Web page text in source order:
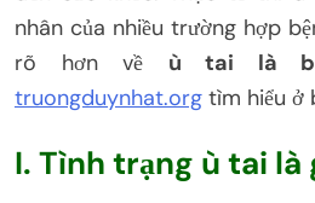
nhân của nhiều trường hợp
rõ hơn về ù tai là
truongduynhat.org tìm hiểu ở
I. Tình trạng ù tai là